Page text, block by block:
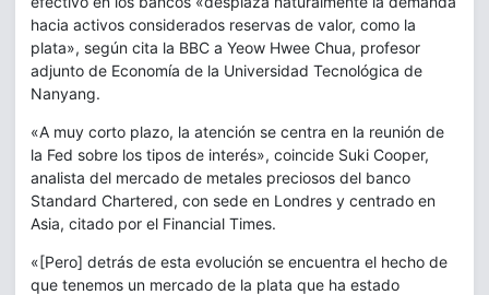
hacia activos considerados reservas de valor, como la
plata», según cita la BBC a Yeow Hwee Chua, profesor
adjunto de Economía de la Universidad Tecnológica de
Nanyang.
«A muy corto plazo, la atención se centra en la reunión de
la Fed sobre los tipos de interés», coincide Suki Cooper,
analista del mercado de metales preciosos del banco
Standard Chartered, con sede en Londres y centrado en
Asia, citado por el Financial Times.
«[Pero] detrás de esta evolución se encuentra el hecho de
que tenemos un mercado de la plata que ha estado